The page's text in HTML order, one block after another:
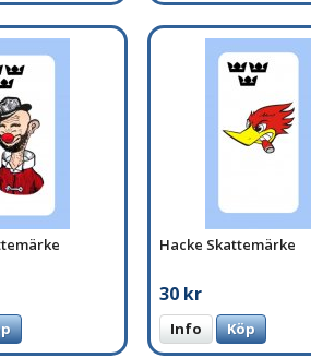
Hacke Skattemärke
30 kr
Info Köp